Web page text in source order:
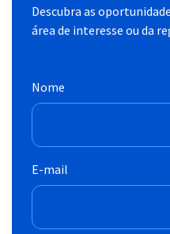
Descubra as
área de interesse ou da
Nome
E-mail